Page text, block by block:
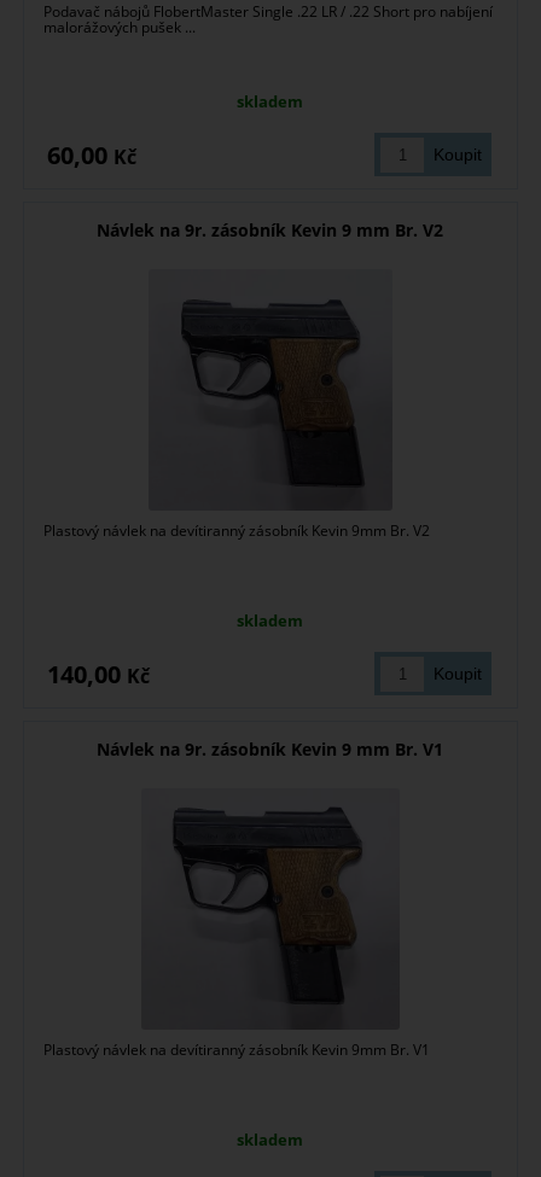
Podavač nábojů FlobertMaster Single .22 LR / .22 Short pro nabíjení
malorážových pušek ...
skladem
60,00 Kč
Návlek na 9r. zásobník Kevin 9 mm Br. V2
Plastový návlek na devítiranný zásobník Kevin 9mm Br. V2
skladem
140,00 Kč
Návlek na 9r. zásobník Kevin 9 mm Br. V1
Plastový návlek na devítiranný zásobník Kevin 9mm Br. V1
skladem